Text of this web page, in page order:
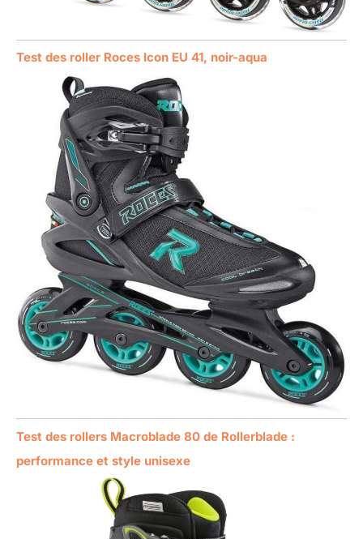
Test des roller Roces Icon EU 41, noir-aqua
Test des rollers Macroblade 80 de Rollerblade :
performance et style unisexe